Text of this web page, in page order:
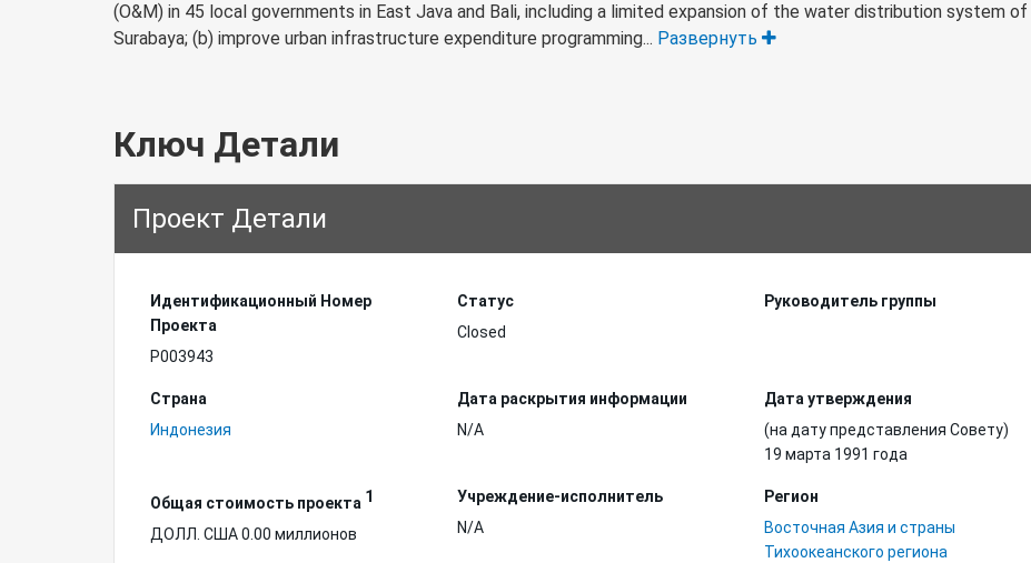
(O&M) in 45 local governments in East Java and Bali, including a limited expansion of the water distribution system
Surabaya; (b) improve urban infrastructure expenditure programming... Развернуть
Ключ Детали
Проект Детали
Идентификационный Hомер
Проекта
P003943
Статус
Closed
Руководитель группы
Страна
Индонезия
Дата раскрытия информации
N/A
Дата утверждения
(на дату представления Совету)
19 марта 1991 года
Общая стоимость проекта 1
ДОЛЛ. США 0.00 миллионов
Учреждение-исполнитель
N/A
Регион
Восточная Азия и страны
Тихоокеанского региона